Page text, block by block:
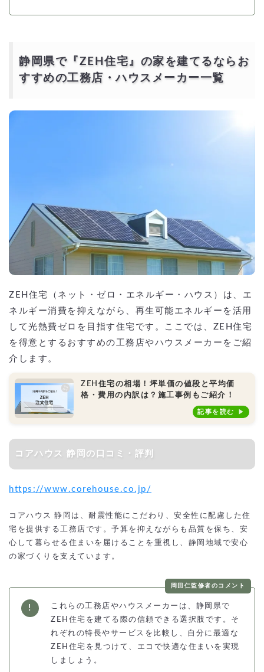
静岡県で『ZEH住宅』の家を建てるならお
すすめの工務店・ハウスメーカー一覧
ZEH住宅（ネット・ゼロ・エネルギー・ハウス）は、エ
ネルギー消費を抑えながら、再生可能エネルギーを活用
して光熱費ゼロを目指す住宅です。ここでは、ZEH住宅
を得意とするおすすめの工務店やハウスメーカーをご紹
介します。
ZEH住宅の相場！坪単価の値段と平均価
格・費用の内訳は？施工事例もご紹介！
記事を読む
コアハウス 静岡の口コミ・評判
https://www.corehouse.co.jp/
コアハウス 静岡は、耐震性能にこだわり、安全性に配慮した住
宅を提供する工務店です。予算を抑えながらも品質を保ち、安
心して暮らせる住まいを届けることを重視し、静岡地域で安心
の家づくりを支えています。
岡田仁監修者のコメント
これらの工務店やハウスメーカーは、静岡県で
ZEH住宅を建てる際の信頼できる選択肢です。そ
れぞれの特長やサービスを比較し、自分に最適な
ZEH住宅を見つけて、エコで快適な住まいを実現
しましょう。